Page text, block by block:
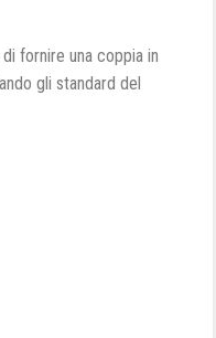
fornire una coppia in
gli standard del